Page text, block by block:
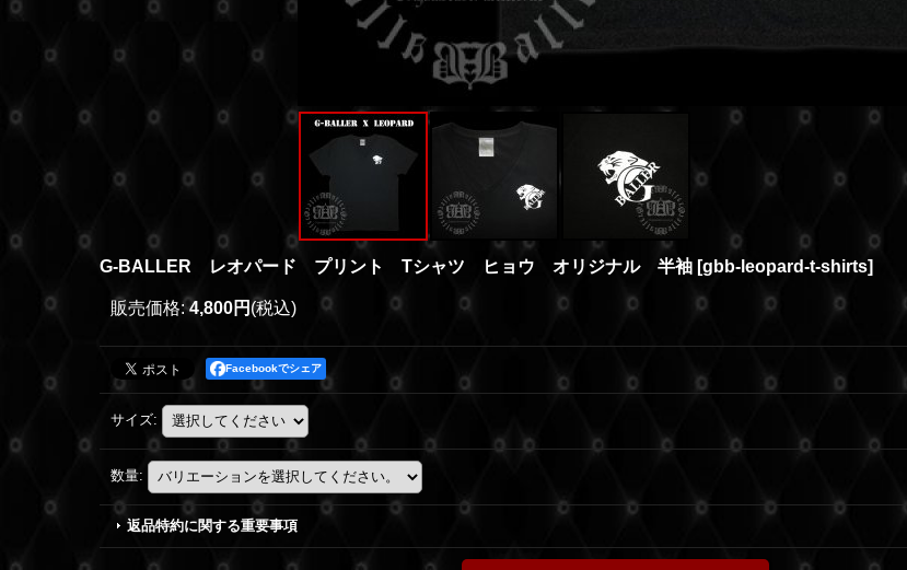
G-BALLER レオパード プリント Tシャツ ヒョウ オリジナル 半袖 [gbb-leopard-t-shirts]
販売価格: 4,800円 (税込)
Facebookでシェア
サイズ:
数量:
返品特約に関する重要事項